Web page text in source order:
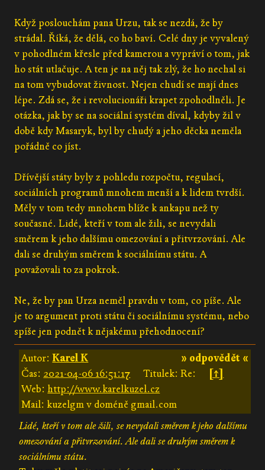
Když poslouchám pana Urzu, tak se nezdá, že by
strádal. Říká, že dělá, co ho baví. Celé dny je vyvalený
v pohodlném křesle před kamerou a vypráví o tom, jak
ho stát utlačuje. A ten je na něj tak zlý, že ho nechal si
na tom vybudovat živnost. Nejen chudí se mají dnes
lépe. Zdá se, že i revolucionáři krapet zpohodlněli. Je
otázka, jak by se na sociální systém díval, kdyby žil v
době kdy Masaryk, byl by chudý a jeho děcka neměla
pořádně co jíst.
Dřívější státy byly z pohledu rozpočtu, regulací,
sociálních programů mnohem menší a k lidem tvrdší.
Měly v tom tedy mnohem blíže k ankapu než ty
současné. Lidé, kteří v tom ale žili, se nevydali
směrem k jeho dalšímu omezování a přitvrzování. Ale
dali se druhým směrem k sociálnímu státu. A
považovali to za pokrok.
Ne, že by pan Urza neměl pravdu v tom, co píše. Ale
je to argument proti státu či sociálnímu systému, nebo
spíše jen podnět k nějakému přehodnocení?
» odpovědět «
Autor:Karel K
Čas: 2021-04-06 16:51:17 Titulek: Re:
[↑]
Web:http://www.karelkuzel.cz
Mail: kuzelgm v doméně gmail.com
Lidé, kteří v tom ale žili, se nevydali směrem k jeho dalšímu
omezování a přitvrzování. Ale dali se druhým směrem k
sociálnímu státu.